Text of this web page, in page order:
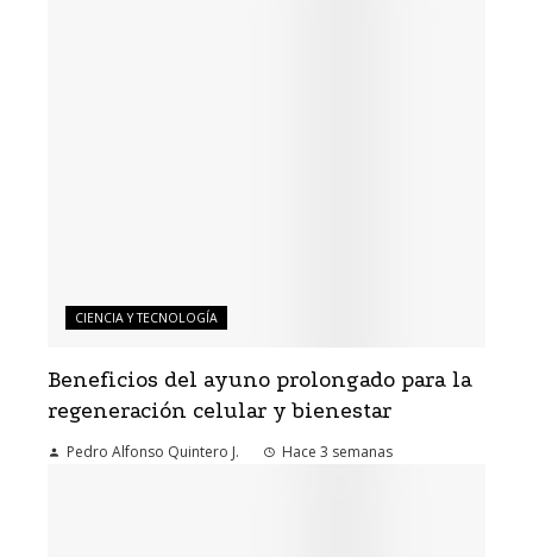
CIENCIA Y TECNOLOGÍA
Beneficios del ayuno prolongado para la
regeneración celular y bienestar
Pedro Alfonso Quintero J. Hace 3 semanas